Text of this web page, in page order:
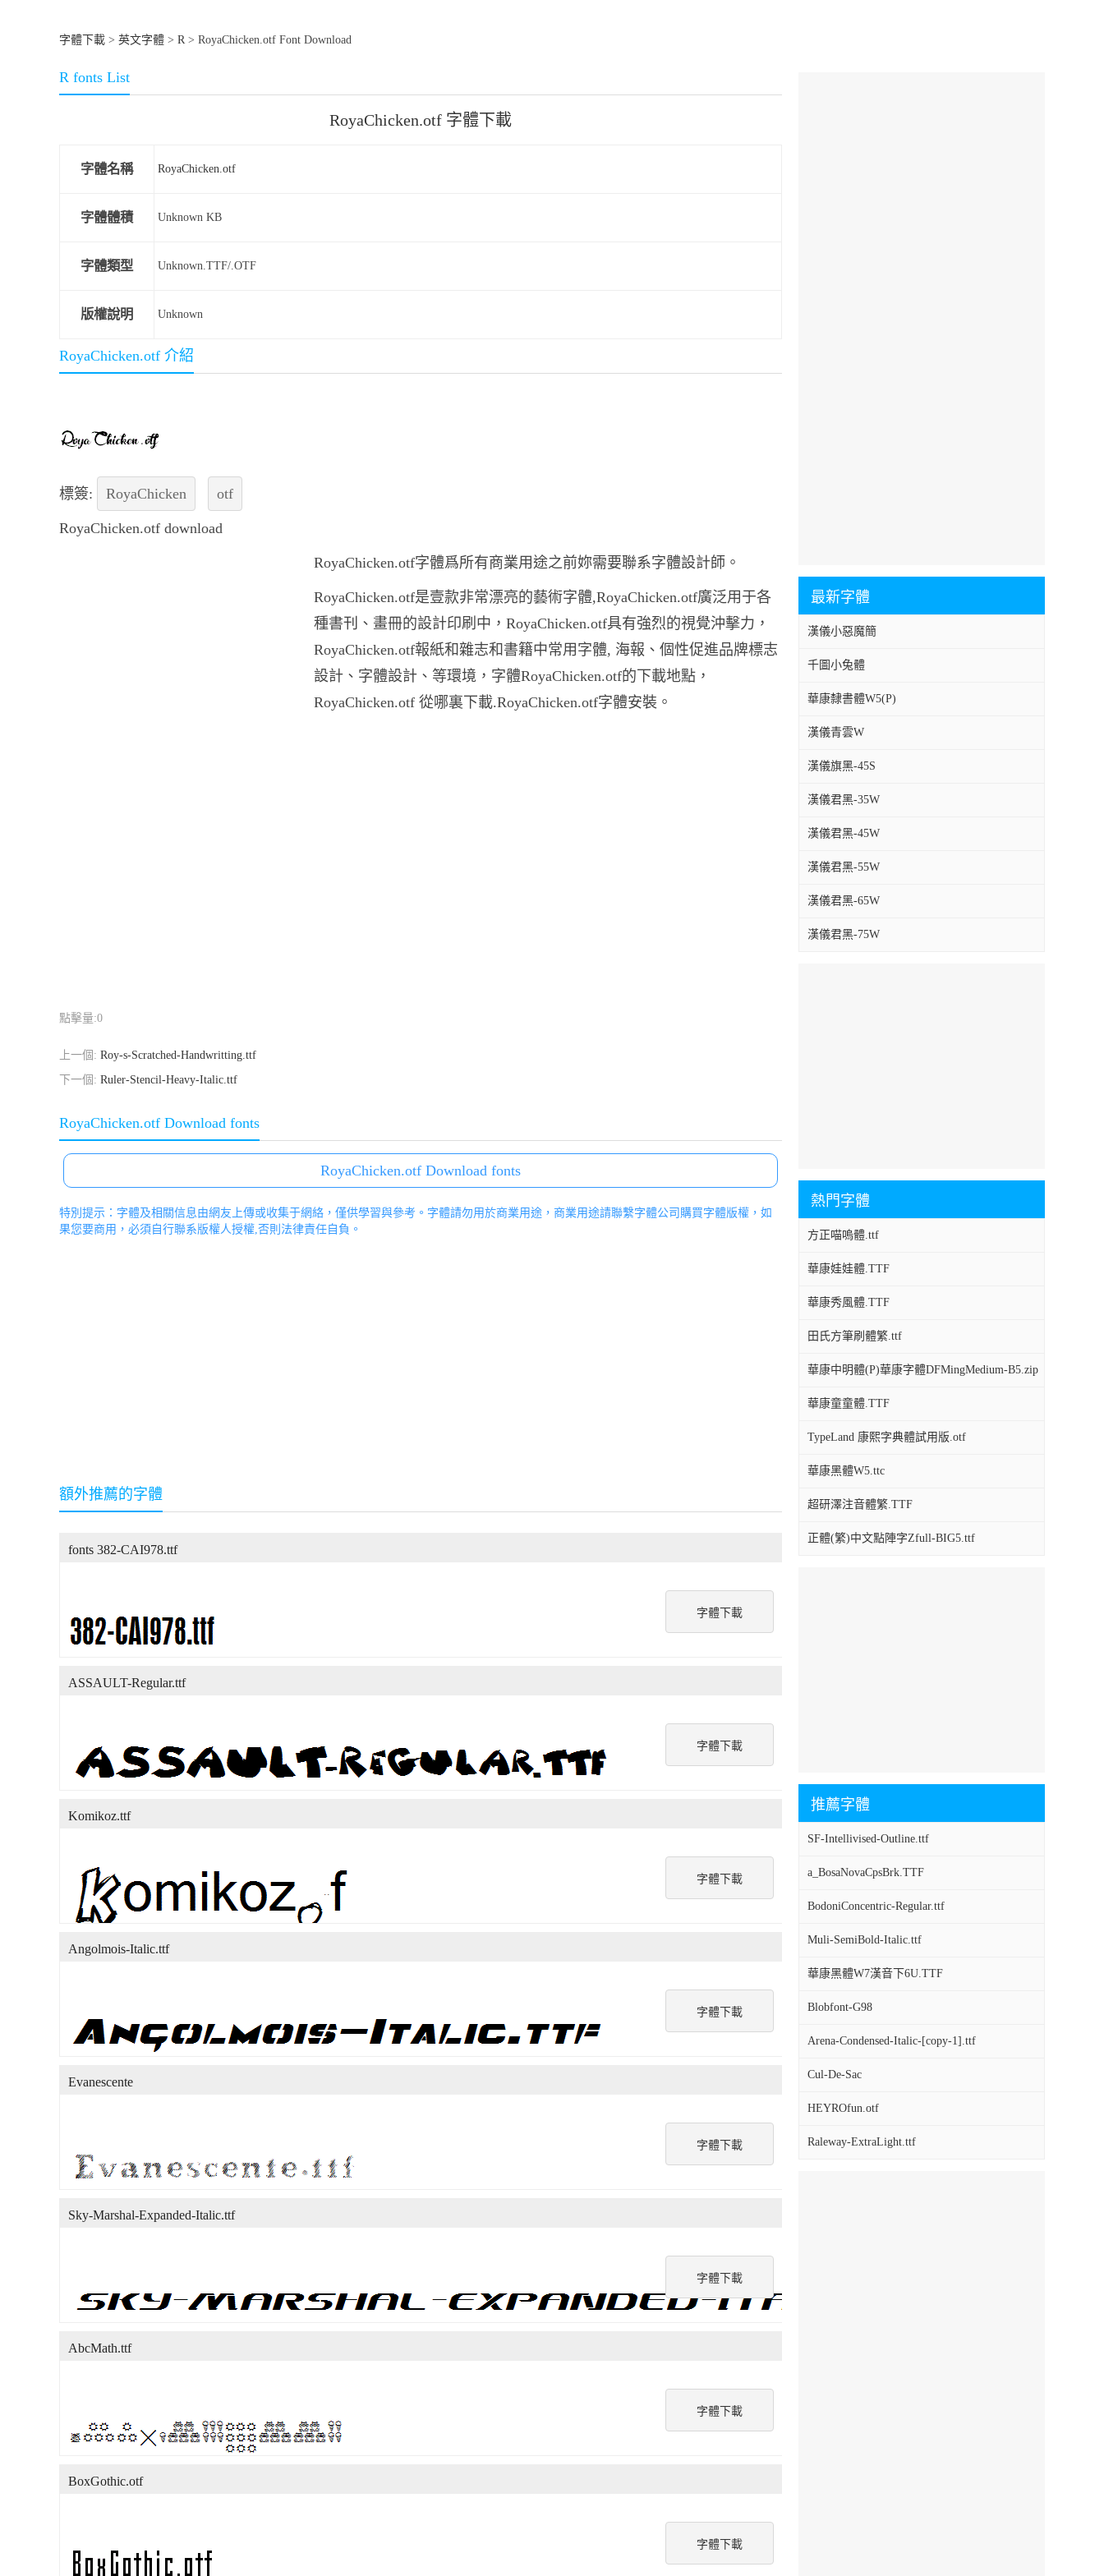
字體下載 > 英文字體 > R> RoyaChicken.otf Font Download
最新字體
漢儀小惡魔簡
千圖小兔體
華康隸書體W5(P)
漢儀青雲W
漢儀旗黑-45S
漢儀君黑-35W
漢儀君黑-45W
漢儀君黑-55W
漢儀君黑-65W
漢儀君黑-75W
熱門字體
方正喵嗚體.ttf
華康娃娃體.TTF
華康秀風體.TTF
田氏方筆刷體繁.ttf
華康中明體(P)華康字體DFMingMedium-B5.zip
華康童童體.TTF
TypeLand 康熙字典體試用版.otf
華康黑體W5.ttc
超研澤注音體繁.TTF
正體(繁)中文點陣字Zfull-BIG5.ttf
推薦字體
SF-Intellivised-Outline.ttf
a_BosaNovaCpsBrk.TTF
BodoniConcentric-Regular.ttf
Muli-SemiBold-Italic.ttf
華康黑體W7漢音下6U.TTF
Blobfont-G98
Arena-Condensed-Italic-[copy-1].ttf
Cul-De-Sac
HEYROfun.otf
Raleway-ExtraLight.ttf
R fonts List
RoyaChicken.otf 字體下載
字體名稱 RoyaChicken.otf
字體體積 Unknown KB
字體類型 Unknown.TTF/.OTF
版權說明 Unknown
RoyaChicken.otf 介紹
標簽: RoyaChicken otf
RoyaChicken.otf download
RoyaChicken.otf字體爲所有商業用途之前妳需要聯系字體設計師。
RoyaChicken.otf是壹款非常漂亮的藝術字體,RoyaChicken.otf廣泛用于各
種書刊、畫冊的設計印刷中，RoyaChicken.otf具有強烈的視覺沖擊力，
RoyaChicken.otf報紙和雜志和書籍中常用字體, 海報、個性促進品牌標志
設計、字體設計、等環境，字體RoyaChicken.otf的下載地點，
RoyaChicken.otf 從哪裏下載.RoyaChicken.otf字體安裝。
點擊量:0
上一個: Roy-s-Scratched-Handwritting.ttf
下一個: Ruler-Stencil-Heavy-Italic.ttf
RoyaChicken.otf Download fonts
RoyaChicken.otf Download fonts
特別提示：字體及相關信息由網友上傳或收集于網絡，僅供學習與參考。字體請勿用於商業用途，商業用途請聯繫字體公司購買字體版權，如
果您要商用，必須自行聯系版權人授權,否則法律責任自負。
額外推薦的字體
字體下載
fonts 382-CAI978.ttf
字體下載
ASSAULT-Regular.ttf
字體下載
Komikoz.ttf
字體下載
Angolmois-Italic.ttf
字體下載
Evanescente
字體下載
Sky-Marshal-Expanded-Italic.ttf
字體下載
AbcMath.ttf
字體下載
BoxGothic.otf